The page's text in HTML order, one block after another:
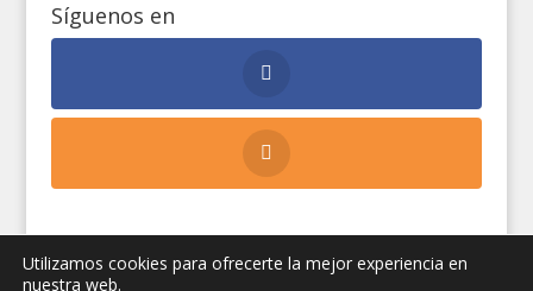
Síguenos en
Utilizamos cookies para ofrecerte la mejor experiencia en
nuestra web.